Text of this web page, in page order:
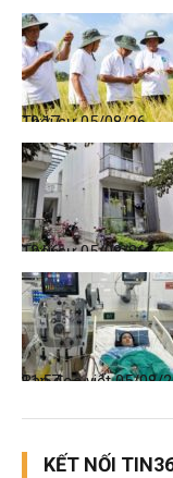
Thời sự
05/08/26, 19:17
Thời sự
05/08/26, 12:06
Bạn đọc viết
05/08/26, 11:57
KẾT NỐI